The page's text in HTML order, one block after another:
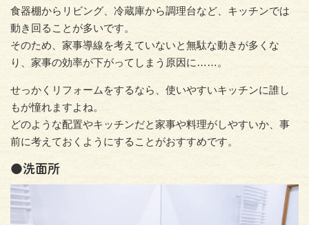
食器棚からリビング、冷蔵庫から調理台など、キッチンでは
動き回ることが多いです。
そのため、家事導線を考えていないと無駄な動きが多くな
り、家事の効率が下がってしまう原因に……。
せっかくリフォームをするなら、使いやすいキッチンに誰し
もが憧れますよね。
どのような配置やキッチンだと家事や料理がしやすいか、事
前に考えておくようにすることがおすすめです。
●洗面所